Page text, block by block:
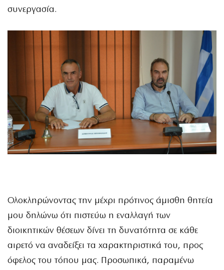
συνεργασία.
Ολοκληρώνοντας την μέχρι πρότινος άμισθη θητεία
μου δηλώνω ότι πιστεύω η εναλλαγή των
διοικητικών θέσεων δίνει τη δυνατότητα σε κάθε
αιρετό να αναδείξει τα χαρακτηριστικά του, προς
όφελος του τόπου μας. Προσωπικά, παραμένω